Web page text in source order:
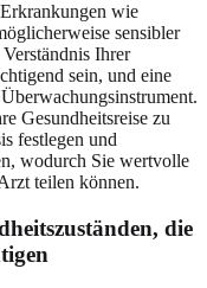
wie
sensibler
Ihrer
sein, und eine
Gesundheitsreise zu
festlegen und
wodurch Sie wertvolle
teilen können.
die